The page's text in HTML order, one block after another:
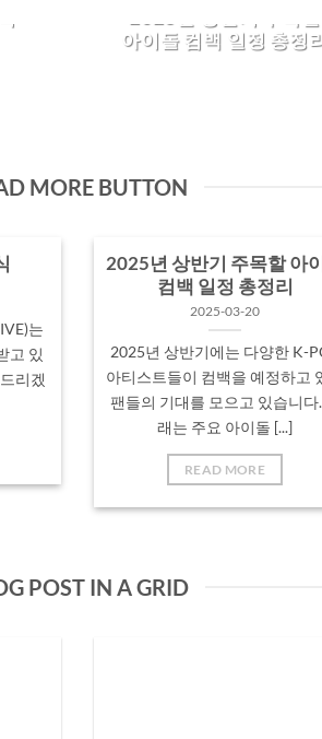
하고 있어 팬들의 기대를 모으고
있습니다. 아래는 주요 아이돌
아이돌 컴백 일정 총정
있습니다. 아래는 주요 아이돌
MORE BUTTON
는
고 있
리겠
2025년 상반기 주목할 아
컴백 일정 총정리
2025-03-20
2025년 상반기에는 다양한 K-
아티스트들이 컴백을 예정하고
팬들의 기대를 모으고 있습니다
래는 주요 아이돌 [...]
READ MORE
POST IN A GRID